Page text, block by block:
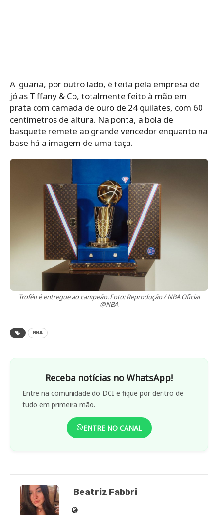
A iguaria, por outro lado, é feita pela empresa de
jóias Tiffany & Co, totalmente feito à mão em
prata com camada de ouro de 24 quilates, com 60
centímetros de altura. Na ponta, a bola de
basquete remete ao grande vencedor enquanto na
base há a imagem de uma taça.
Troféu é entregue ao campeão. Foto: Reprodução / NBA Oficial
@NBA
NBA
Receba notícias no WhatsApp!
Entre na comunidade do DCI e fique por dentro de
tudo em primeira mão.
ENTRE NO CANAL
Beatriz Fabbri
Site